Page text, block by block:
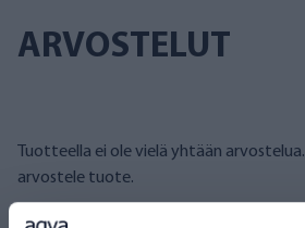
ARVOSTELUT
Tuotteella ei ole vielä yhtään arvostelua.
arvostele tuote.